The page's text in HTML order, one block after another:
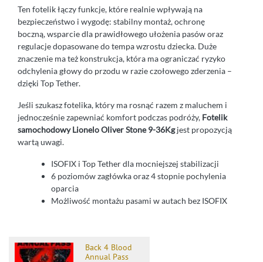
Ten fotelik łączy funkcje, które realnie wpływają na
bezpieczeństwo i wygodę: stabilny montaż, ochronę
boczną, wsparcie dla prawidłowego ułożenia pasów oraz
regulacje dopasowane do tempa wzrostu dziecka. Duże
znaczenie ma też konstrukcja, która ma ograniczać ryzyko
odchylenia głowy do przodu w razie czołowego zderzenia –
dzięki Top Tether.
Jeśli szukasz fotelika, który ma rosnąć razem z maluchem i
jednocześnie zapewniać komfort podczas podróży, Fotelik
samochodowy Lionelo Oliver Stone 9-36Kgjest propozycją
wartą uwagi.
ISOFIX i Top Tether dla mocniejszej stabilizacji
6 poziomów zagłówka oraz 4 stopnie pochylenia
oparcia
Możliwość montażu pasami w autach bez ISOFIX
Back 4 Blood
Annual Pass